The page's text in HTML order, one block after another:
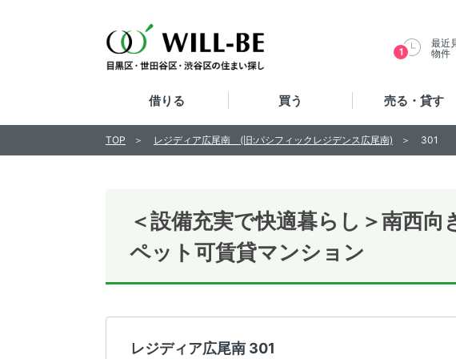
最近
物件
1
借りる 買う 売る・貸す
＜設備充実で快適暮らし＞南西
ペット可賃貸マンション
レジディア広尾南 301
TOP レジディア広尾南 (旧:パシフィックレジデンス広尾南) 301